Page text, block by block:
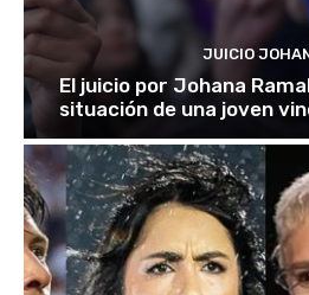
JUICIO
El juicio por Johana
situación de una joven